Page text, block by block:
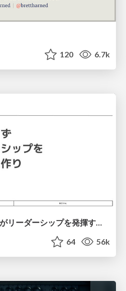
120 6.7k
職位にかかわらず全員がリーダーシップを発揮するチーム作り / Building a team where everyone can demonstrate leadership regardless of position
64 56k